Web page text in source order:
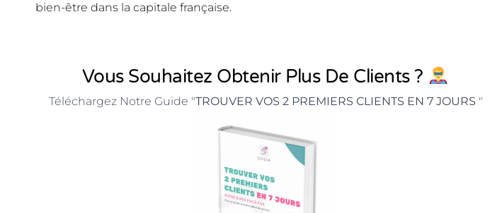
bien-être dans la capitale française.
Vous Souhaitez Obtenir Plus De Clients ?
Téléchargez Notre Guide "TROUVER VOS 2 PREMIERS CLIENTS EN 7 JOURS "